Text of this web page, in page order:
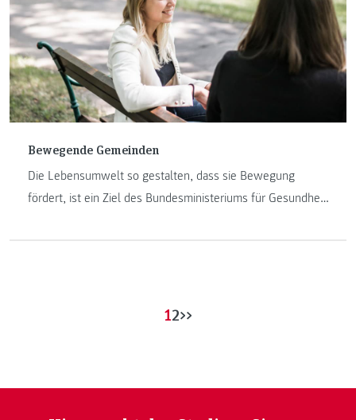
Bewegende Gemeinden
Die Lebensumwelt so gestalten, dass sie Bewegung
fördert, ist ein Ziel des Bundesministeriums für Gesundheit
12>>